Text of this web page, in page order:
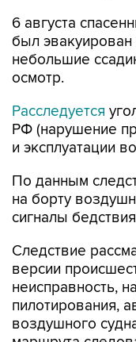
6 августа
был
небольшие
осмотр.
Расследуется
РФ (нарушение
и эксплуатации
По данным
на борту
сигналы
Следствие
версии
неисправность,
пилотирования,
воздушного